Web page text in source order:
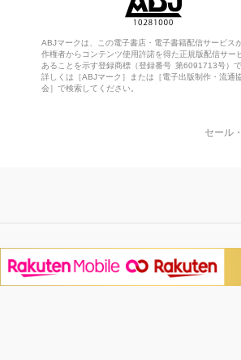
ABJマークは、この電子書店・電子書籍配信サービス
作権者からコンテンツ使用許諾を得た正規版配信サー
あることを示す登録商標（登録番号 第6091713号）で
詳しくは［ABJマーク］または［電子出版制作・流通
会］で検索してください。
セール